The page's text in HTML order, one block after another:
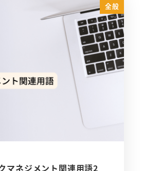
全般
マネジメント関連用語2